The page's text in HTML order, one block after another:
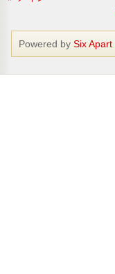
Powered by Six Apart